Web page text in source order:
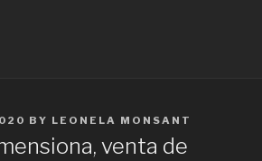
BY LEONELA MONSANT
venta de